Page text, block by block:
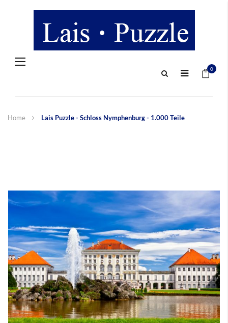
Navigation
0
Home Lais Puzzle - Schloss Nymphenburg - 1.000 Teile